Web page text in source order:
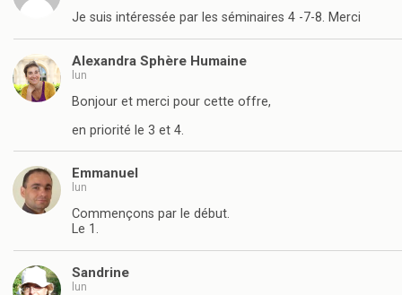
Je suis intéressée par les séminaires 4 -7-8. Merci
Alexandra Sphère Humaine
lun
Bonjour et merci pour cette offre,
en priorité le 3 et 4.
Emmanuel
lun
Commençons par le début.
Le 1.
Sandrine
lun